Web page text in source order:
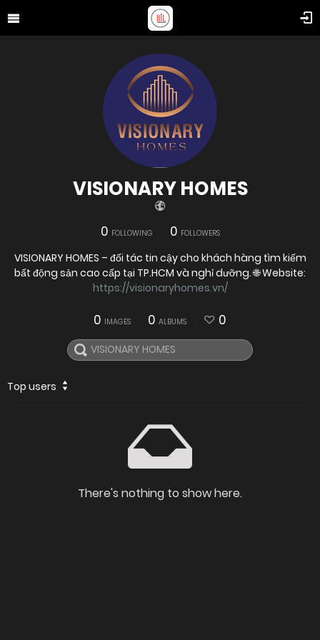
VISIONARY HOMES
0 FOLLOWING 0 FOLLOWERS
VISIONARY HOMES – đối tác tin cậy cho khách hàng tìm kiếm
bất động sản cao cấp tại TP.HCM và nghỉ dưỡng. 🌐 Website:
https://visionaryhomes.vn/
0 IMAGES 0 ALBUMS 0
Top users
There's nothing to show here.